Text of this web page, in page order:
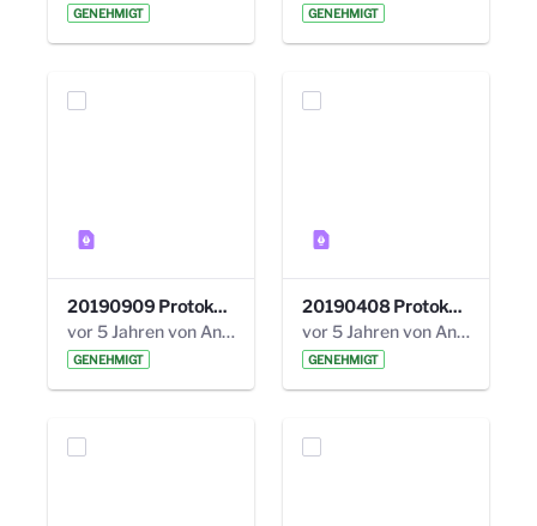
GENEHMIGT GENEHMIGT
20190909 Protokoll 27. Steuerungskreis.pdf
vor 5 Jahren von Anni Schlumberger
GENEHMIGT
20190408 Protokoll 26. Steuerungskreis.pdf
vor 5 Jahren von Anni Schlumberger
GENEHMIGT